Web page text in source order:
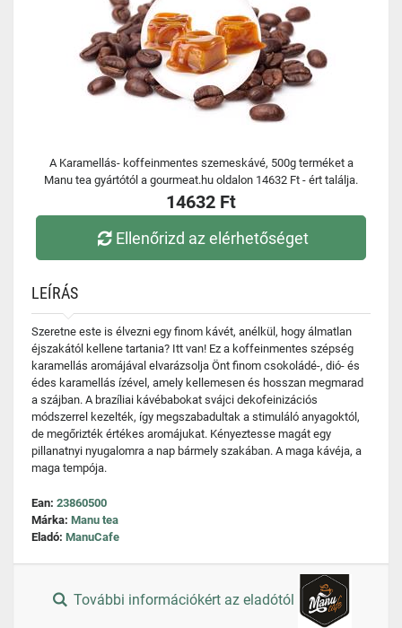
A Karamellás- koffeinmentes szemeskávé, 500g terméket a
Manu tea gyártótól a gourmeat.hu oldalon 14632 Ft - ért találja.
14632 Ft
Ellenőrizd az elérhetőséget
LEÍRÁS
Szeretne este is élvezni egy finom kávét, anélkül, hogy álmatlan
éjszakától kellene tartania? Itt van! Ez a koffeinmentes szépség
karamellás aromájával elvarázsolja Önt finom csokoládé-, dió- és
édes karamellás ízével, amely kellemesen és hosszan megmarad
a szájban. A brazíliai kávébabokat svájci dekofeinizációs
módszerrel kezelték, így megszabadultak a stimuláló anyagoktól,
de megőrizték értékes aromájukat. Kényeztesse magát egy
pillanatnyi nyugalomra a nap bármely szakában. A maga kávéja, a
maga tempója.
Ean: 23860500
Márka: Manu tea
Eladó: ManuCafe
További információkért az eladótól